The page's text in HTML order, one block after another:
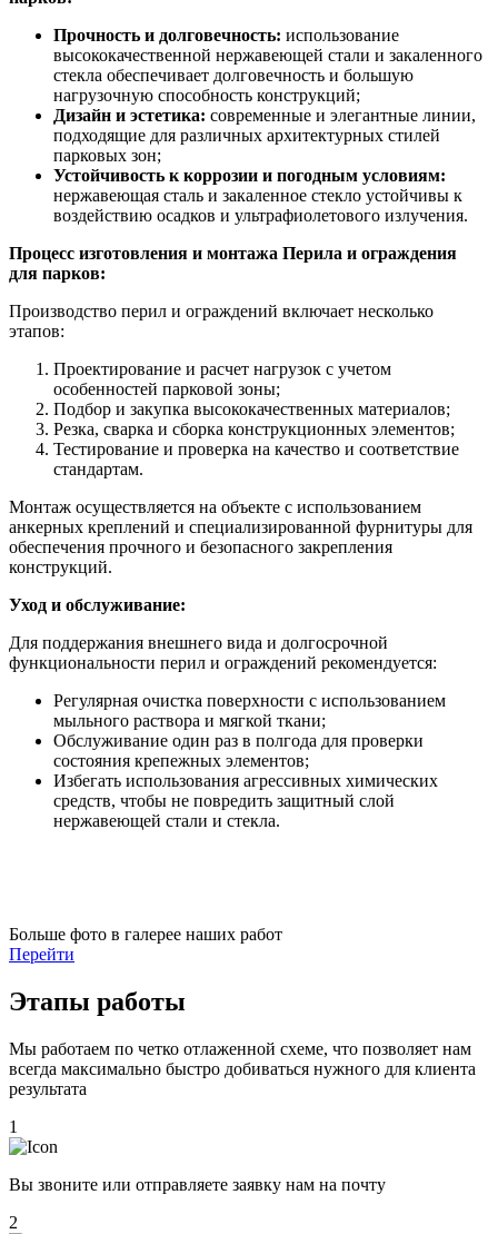
Прочность и долговечность: использование
высококачественной нержавеющей стали и закаленного
стекла обеспечивает долговечность и большую
нагрузочную способность конструкций;
Дизайн и эстетика: современные и элегантные линии,
подходящие для различных архитектурных стилей
парковых зон;
Устойчивость к коррозии и погодным условиям:
нержавеющая сталь и закаленное стекло устойчивы к
воздействию осадков и ультрафиолетового излучения.
Процесс изготовления и монтажа Перила и ограждения
для парков:
Производство перил и ограждений включает несколько
этапов:
Проектирование и расчет нагрузок с учетом
особенностей парковой зоны;
Подбор и закупка высококачественных материалов;
Резка, сварка и сборка конструкционных элементов;
Тестирование и проверка на качество и соответствие
стандартам.
Монтаж осуществляется на объекте с использованием
анкерных креплений и специализированной фурнитуры для
обеспечения прочного и безопасного закрепления
конструкций.
Уход и обслуживание:
Для поддержания внешнего вида и долгосрочной
функциональности перил и ограждений рекомендуется:
Регулярная очистка поверхности с использованием
мыльного раствора и мягкой ткани;
Обслуживание один раз в полгода для проверки
состояния крепежных элементов;
Избегать использования агрессивных химических
средств, чтобы не повредить защитный слой
нержавеющей стали и стекла.
Больше фото в галерее наших работ
Перейти
Этапы работы
Мы работаем по четко отлаженной схеме, что позволяет нам
всегда максимально быстро добиваться нужного для клиента
результата
1
Вы звоните или отправляете заявку нам на почту
2